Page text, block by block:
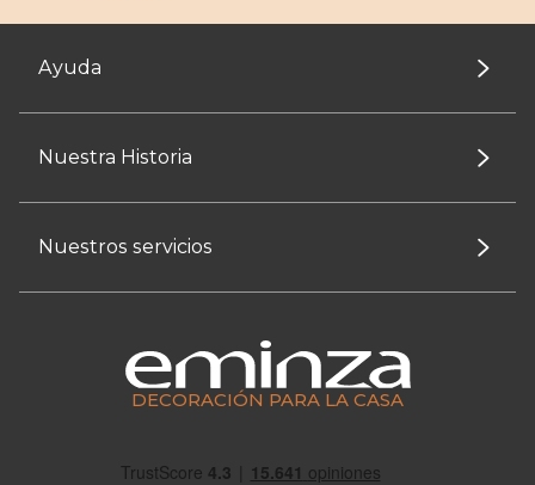
Ayuda
Nuestra Historia
Nuestros servicios
DECORACIÓN PARA LA CASA